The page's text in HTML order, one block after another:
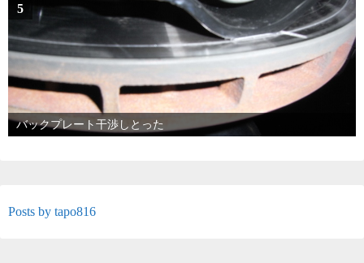
5
バックプレート干渉しとった
Posts by tapo816